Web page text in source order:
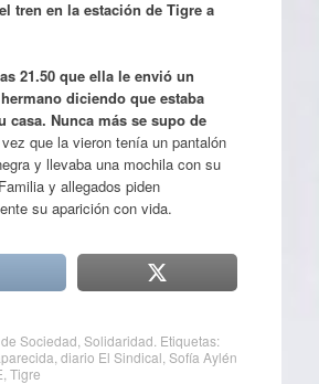
tren en la estación de Tigre a
21.50 que ella le envió un
diciendo que estaba
casa. Nunca más se supo de
que la vieron tenía un pantalón
y llevaba una mochila con su
y allegados piden
su aparición con vida.
de Sociedad Solidaridad . Etiquetas:
diario El Sindical Sofía Aylén
Tigre